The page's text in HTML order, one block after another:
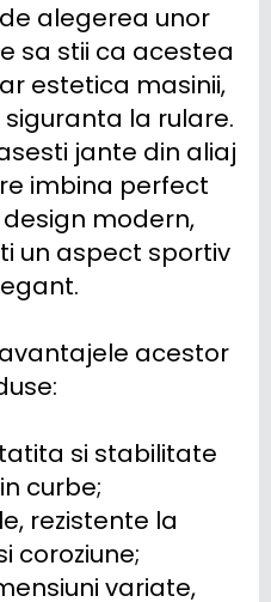
alegerea unor
sa stii ca acestea
estetica masinii,
la rulare.
jante din aliaj
imbina perfect
modern,
un aspect sportiv
acestor
si stabilitate
curbe;
rezistente la
coroziune;
variate,